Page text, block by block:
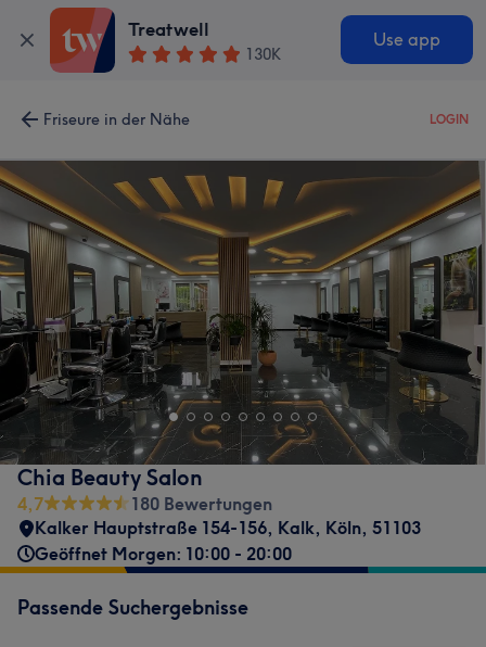
Treatwell
130K
Use app
Friseure in der Nähe LOGIN
Chia Beauty Salon
4,7
180 Bewertungen
Kalker Hauptstraße 154-156, Kalk, Köln, 51103
Geöffnet Morgen: 10:00 - 20:00
Passende Suchergebnisse